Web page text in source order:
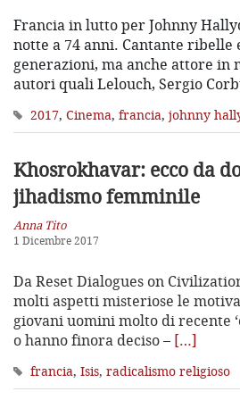
Francia in lutto per Johnny
notte a 74 anni. Cantante ribelle
generazioni, ma anche attore in
autori quali Lelouch, Sergio
2017, Cinema, francia, johnny
Khosrokhavar: ecco da
jihadismo femminile
Anna Tito
1 Dicembre 2017
Da Reset Dialogues on
molti aspetti misteriose le
giovani uomini molto di recente
o hanno finora deciso – […]
francia, Isis, radicalismo religioso